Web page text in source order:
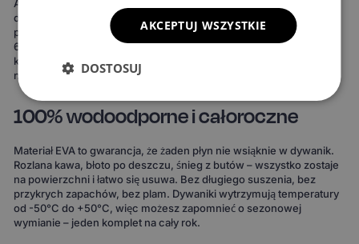
Ale to nie wszystko. Możesz też stworzyć dywaniki idealnie
dopasowane do Twojego stylu. Do wyboru masz 15 kolorów
powierzchni, 3 wzory komórek i 20 wariantów obszycia – to ponad
690 kombinacji! Możesz wybrać dywaniki, które idealnie
komponują się z wnętrzem Twojego auta lub nadają mu zupełnie
nowy charakter.
100% wodoodporne i całoroczne
Materiał EVA to gwarancja, że żaden płyn nie wsiąknie w dywanik.
Rozlana kawa, błoto po deszczu, śnieg z butów – wszystko zostaje
na powierzchni i łatwo się usuwa. Bez długiego suszenia, bez
przykrych zapachów, bez plam. Dywaniki wytrzymują temperatury
od -50°C do +50°C, więc możesz zapomnieć o sezonowej
wymianie – jeden komplet na cały rok.
AKCEPTUJ WSZYSTKIE
DOSTOSUJ